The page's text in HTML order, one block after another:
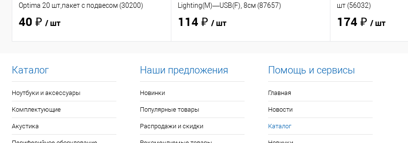
Optima 20 шт,пакет с подвесом (30200)
40 ₽ / шт
Lighting(M)—USB(F), 8см (87657)
114 ₽ / шт
шт (56032)
174 ₽ / шт
Каталог
Ноутбуки и аксессуары
Комплектующие
Акустика
Наши предложения
Новинки
Популярные товары
Распродажи и скидки
Помощь и сервисы
Главная
Новости
Каталог